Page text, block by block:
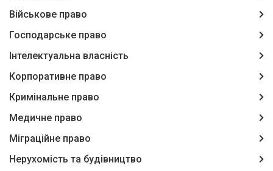
Військове право
Господарське право
Інтелектуальна власність
Корпоративне право
Кримінальне право
Медичне право
Міграційне право
Нерухомість та будівництво